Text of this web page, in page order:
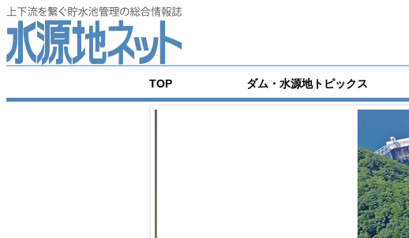
TOP ダム・水源地トピックス